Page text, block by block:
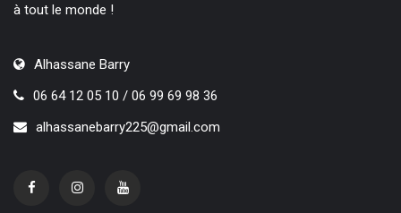
à tout le monde !
Alhassane Barry
06 64 12 05 10 / 06 99 69 98 36
alhassanebarry225@gmail.com